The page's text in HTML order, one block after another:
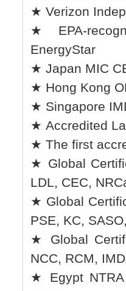
★ Verizon
★ EPA-
EnergyStar
★ Japan MIC
★ Hong Kong
★ Singapore
★ Accredited
★ The first
★ Global
LDL, CEC,
★ Global
PSE, KC,
★ Global
NCC, RCM,
★ Egypt NTRA